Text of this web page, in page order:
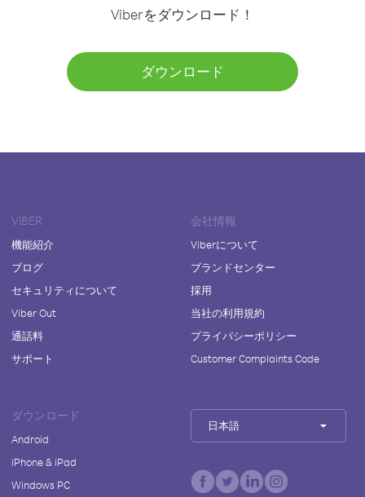
Viberをダウンロード！
ダウンロード
VIBER
機能紹介
ブログ
セキュリティについて
Viber Out
通話料
サポート
会社情報
Viberについて
ブランドセンター
採用
当社の利用規約
プライバシーポリシー
Customer Complaints Code
ダウンロード
Android
iPhone & iPad
Windows PC
日本語